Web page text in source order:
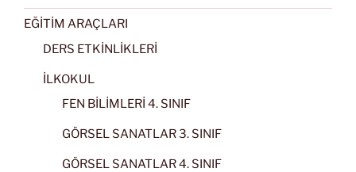
EĞİTİM ARAÇLARI
DERS ETKİNLİKLERİ
İLKOKUL
FEN BİLİMLERİ 4. SINIF
GÖRSEL SANATLAR 3. SINIF
GÖRSEL SANATLAR 4. SINIF